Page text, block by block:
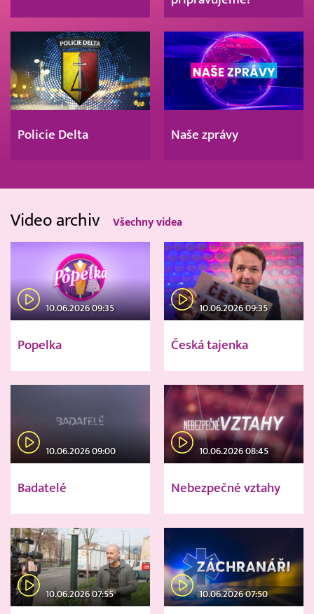
Policie Delta Naše zprávy
Video archiv Všechny videa
10.06.2026 09:35
Popelka
10.06.2026 09:35
Česká tajenka
10.06.2026 09:00
Badatelé
10.06.2026 08:45
Nebezpečné vztahy
10.06.2026 07:55 10.06.2026 07:50